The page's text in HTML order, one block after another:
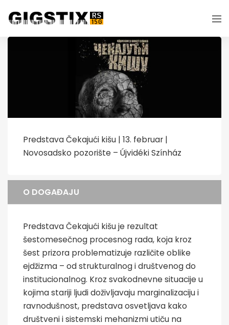
Predstava Čekajući kišu | 13. februar |
Novosadsko pozorište – Újvidéki Színház
O DOGAĐAJU
Predstava Čekajući kišu je rezultat
šestomesečnog procesnog rada, koja kroz
šest prizora problematizuje različite oblike
ejdžizma – od strukturalnog i društvenog do
institucionalnog. Kroz svakodnevne situacije u
kojima stariji ljudi doživljavaju marginalizaciju i
ravnodušnost, predstava osvetljava kako
društveni i sistemski mehanizmi utiču na